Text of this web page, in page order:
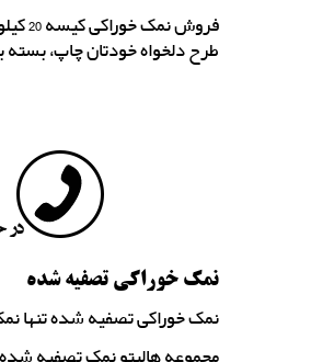
طرح دلخواه خودتان چاپ،
نمک خوراکی تصفیه شده
نمک خوراکی تصفیه شده تنها